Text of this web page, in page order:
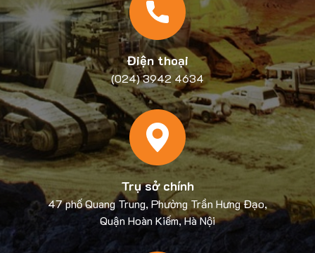
Điện thoại
(024) 3942 4634
Trụ sở chính
47 phố Quang Trung, Phường Trần Hưng Đạo,
Quận Hoàn Kiếm, Hà Nội